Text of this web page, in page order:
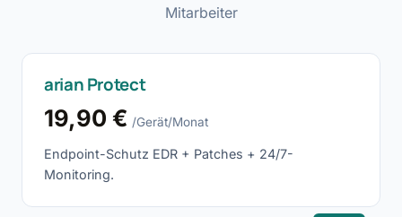
Mitarbeiter
arian Protect
19,90 € /Gerät/Monat
Endpoint-Schutz EDR + Patches + 24/7-
Monitoring.